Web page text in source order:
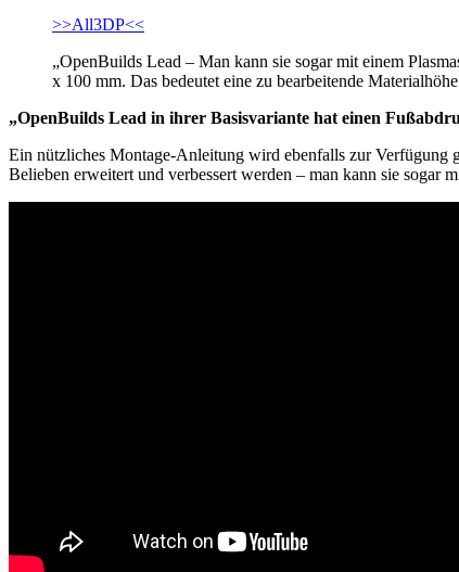
>>All3DP<<
„OpenBuilds Lead – Man kann sie sogar mit einem
x 100 mm. Das bedeutet eine zu bearbeitende
„OpenBuilds Lead in ihrer Basisvariante hat einen
Ein nützliches Montage-Anleitung wird ebenfalls zur Verfügung
Belieben erweitert und verbessert werden – man kann sie sogar